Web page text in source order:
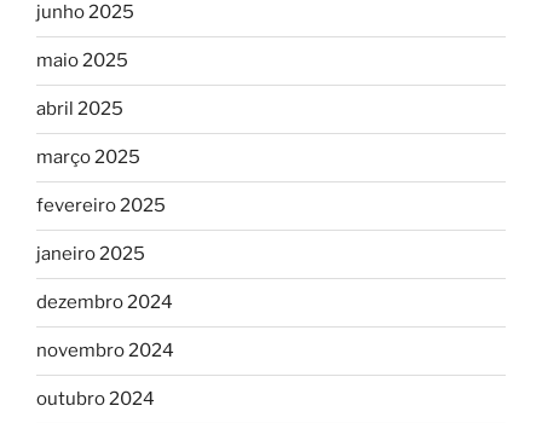
junho 2025
maio 2025
abril 2025
março 2025
fevereiro 2025
janeiro 2025
dezembro 2024
novembro 2024
outubro 2024